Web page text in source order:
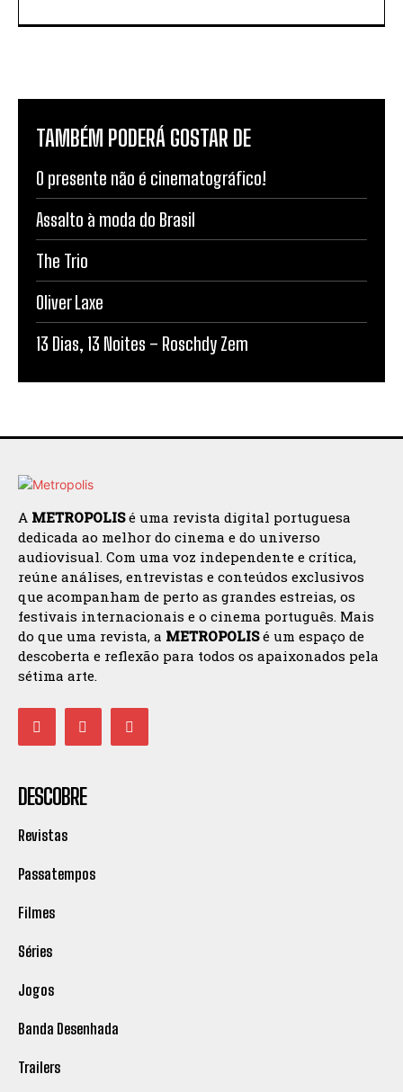
TAMBÉM PODERÁ GOSTAR DE
O presente não é cinematográfico!
Assalto à moda do Brasil
The Trio
Oliver Laxe
13 Dias, 13 Noites – Roschdy Zem
A METROPOLISé uma revista digital portuguesa
dedicada ao melhor do cinema e do universo
audiovisual. Com uma voz independente e crítica,
reúne análises, entrevistas e conteúdos exclusivos
que acompanham de perto as grandes estreias, os
festivais internacionais e o cinema português. Mais
do que uma revista, a METROPOLISé um espaço de
descoberta e reflexão para todos os apaixonados pela
sétima arte.
DESCOBRE
Revistas
Passatempos
Filmes
Séries
Jogos
Banda Desenhada
Trailers